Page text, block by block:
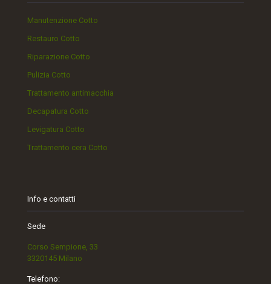
Manutenzione Cotto
Restauro Cotto
Riparazione Cotto
Pulizia Cotto
Trattamento antimacchia
Decapatura Cotto
Levigatura Cotto
Trattamento cera Cotto
Info e contatti
Sede
Corso Sempione, 33
3320145 Milano
Telefono: